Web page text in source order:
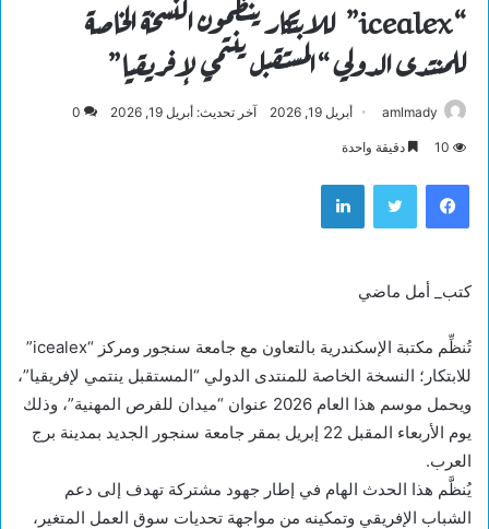
“icealex” للابتكار ينظمون النسخة الخاصة
للمنتدى الدولي “المستقبل ينتمي لإفريقيا”
amlmady أبريل 19, 2026 آخر تحديث: أبريل 19, 2026 0
10 دقيقة واحدة
فيسبوك تويتر لينكدإن
كتب_ أمل ماضي
تُنظِّم مكتبة الإسكندرية بالتعاون مع جامعة سنجور ومركز “icealex”
للابتكار؛ النسخة الخاصة للمنتدى الدولي “المستقبل ينتمي لإفريقيا”،
ويحمل موسم هذا العام 2026 عنوان “ميدان للفرص المهنية”، وذلك
يوم الأربعاء المقبل 22 إبريل بمقر جامعة سنجور الجديد بمدينة برج
العرب.
يُنظَّم هذا الحدث الهام في إطار جهود مشتركة تهدف إلى دعم
الشباب الإفريقي وتمكينه من مواجهة تحديات سوق العمل المتغير،